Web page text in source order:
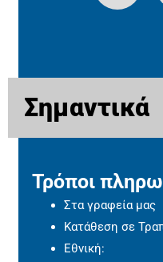
Σημαντικά
Τρόποι
Στα γραφεία μας
Κατάθεση σε
Εθνική: